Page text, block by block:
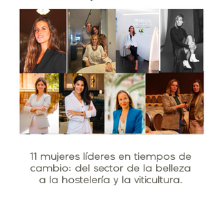
11 mujeres líderes en tiempos de
cambio: del sector de la belleza
a la hostelería y la viticultura.